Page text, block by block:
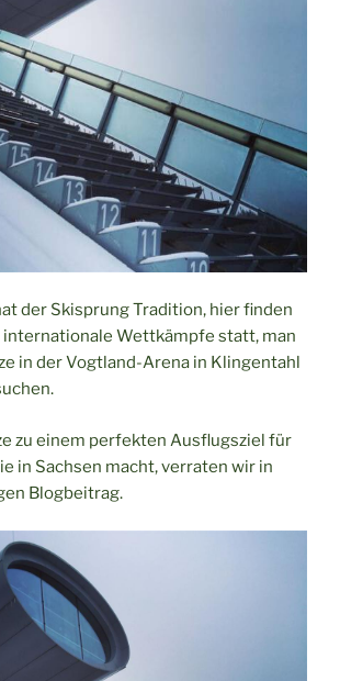
der Skisprung Tradition, hier finden
internationale Wettkämpfe statt, man
in der Vogtland-Arena in Klingentahl
zu einem perfekten Ausflugsziel für
in Sachsen macht, verraten wir in
Blogbeitrag.